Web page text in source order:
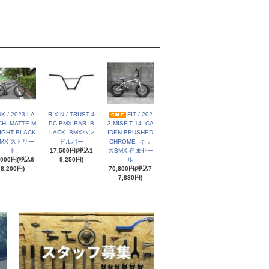
/ 2023 LA
-MATTE M
BLACK
ストリー
ト
円(税込6
8,200円)
RIXIN / TRUST 4
PC BMX BAR -B
LACK- BMXハン
ドルバー
17,500円(税込1
9,250円)
FIT / 202
3 MISFIT 14 -CA
IDEN BRUSHED
CHROME- キッ
ズBMX 在庫セー
ル
70,800円(税込7
7,880円)